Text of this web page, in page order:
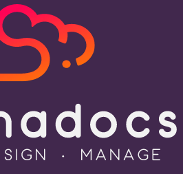
um pouco mais para
seja necessário configurar
obter acesso à sua
para começar.